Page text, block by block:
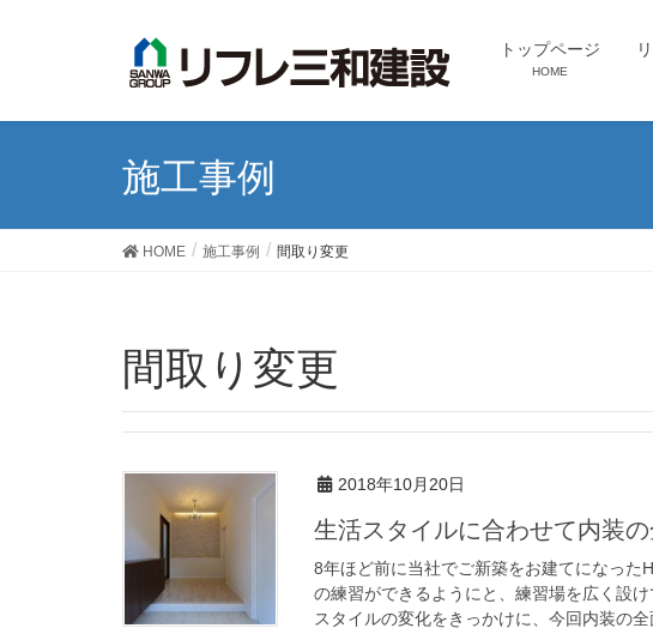
トップページ
HOME
施工事例
HOME 施工事例 間取り変更
間取り変更
2018年10月20日
生活スタイルに合わせて内装の
8年ほど前に当社でご新築をお建てになった
の練習ができるようにと、練習場を広く設
スタイルの変化をきっかけに、今回内装の